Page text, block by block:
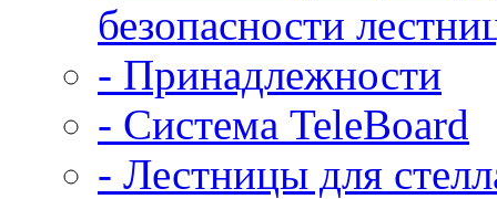
безопасности
- Принадлежности
- Система TeleBoard
- Лестницы для